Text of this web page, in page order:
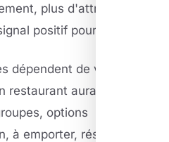
plus d'attributs =
positif pour Google.
dépendent de votre
restaurant aura accès à :
options
à emporter, réservation